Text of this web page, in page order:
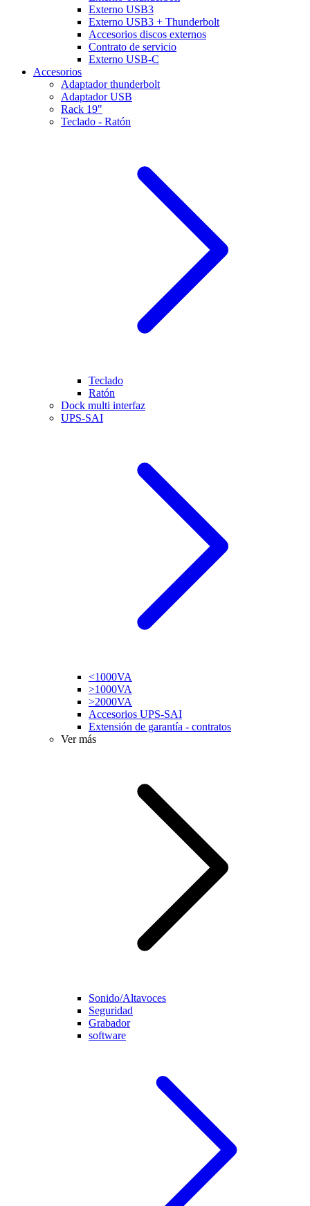
Externo USB3
Externo USB3 + Thunderbolt
Accesorios discos externos
Contrato de servicio
Externo USB-C
Accesorios
Adaptador thunderbolt
Adaptador USB
Rack 19"
Teclado - Ratón
Teclado
Ratón
Dock multi interfaz
UPS-SAI
<1000VA
>1000VA
>2000VA
Accesorios UPS-SAI
Extensión de garantía - contratos
Ver más
Sonido/Altavoces
Seguridad
Grabador
software